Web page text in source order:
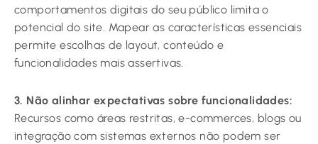
comportamentos digitais do seu público limita o
potencial do site. Mapear as características essenciais
permite escolhas de layout, conteúdo e
funcionalidades mais assertivas.
3. Não alinhar expectativas sobre funcionalidades:
Recursos como áreas restritas, e-commerces, blogs ou
integração com sistemas externos não podem ser